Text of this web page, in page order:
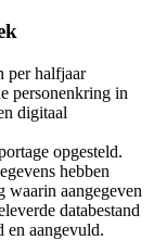
per halfjaar
personenkring in
digitaal
opgesteld.
hebben
waarin aangegeven
databestand
en aangevuld.